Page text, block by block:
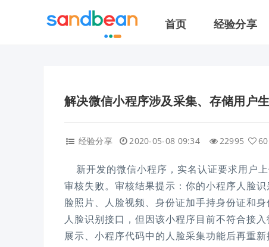
首页 经验分享
解决微信小程序涉及采集、存储用户
经验分享 2020-05-08 09:34 22995 60
新开发的微信小程序，实名认证要求用户
审核失败。审核结果提示：你的小程序人脸
脸照片、人脸视频、身份证加手持身份证和
人脸识别接口，但因该小程序目前不符合接
展示、小程序代码中的人脸采集功能后再重新